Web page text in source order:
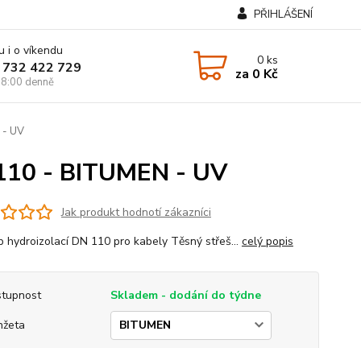
PŘIHLÁŠENÍ
i o víkendu
422 729
denně
0ks
za 0 Kč
UV
- BITUMEN - UV
Jak produkt hodnotí zákazníci
hydroizolací DN 110 pro kabely Těsný střeš... celý popis
Skladem - dodání do týdne